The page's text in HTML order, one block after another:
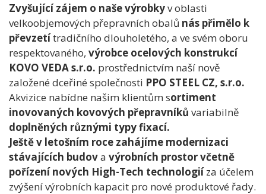
Zvyšující zájem o naše výrobkyv oblasti
velkoobjemových přepravních obalů nás přimělo k
převzetítradičního dlouholetého, a ve svém oboru
respektovaného, výrobce ocelových konstrukcí
KOVO VEDA s.r.o. prostřednictvím naší nově
založené dceřiné společnosti PPO STEEL CZ, s.r.o.
Akvizice nabídne našim klientům sortiment
inovovaných kovových přepravníků variabilně
doplněných různými typy fixací.
Ještě v letošním roce zahájíme modernizaci
stávajících budova výrobních prostorvčetně
pořízení nových High-Tech technologiíza účelem
zvýšení výrobních kapacit pro nové produktové řady.